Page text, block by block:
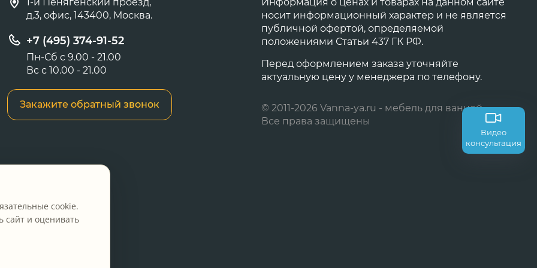
Видео
консультация
д.3, офис, 143400, Москва.
+7 (495) 374-91-52
Пн-Сб с 9.00 - 21.00
Вс с 10.00 - 21.00
Закажите обратный звонок
носит информационный характер и не является
публичной офертой, определяемой
положениями Статьи 437 ГК РФ.
Перед оформлением заказа уточняйте
актуальную цену у менеджера по телефону.
© 2011-2026 Vanna-ya.ru - мебель для ванной
Все права защищены
cookie.
сайт и оценивать